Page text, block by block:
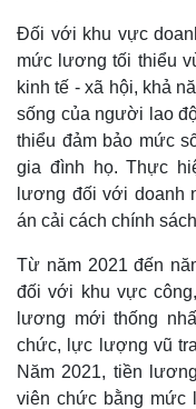
Đối với khu vực
mức lương tối thiểu
kinh tế - xã hội, khả
sống của người lao
thiểu đảm bảo mức
gia đình họ. Thực
lương đối với doanh
án cải cách chính
Từ năm 2021 đến
đối với khu vực
lương mới thống
chức, lực lượng vũ
Năm 2021, tiền
viên chức bằng mức